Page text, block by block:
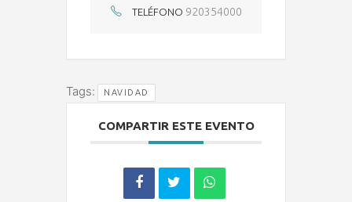
TELÉFONO 920354000
Tags: NAVIDAD
COMPARTIR ESTE EVENTO